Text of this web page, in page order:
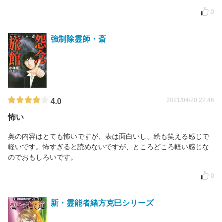
0
強制除霊師・斎
4.0 2021/04/20 22:46
怖い
奥の内容はとても怖いですが、表は面白いし、絵も笑える感じで
軽いです。怖すぎると読めないですが、ところどころ軽い感じな
のでおもしろいです。
0
新・霊能者緒方克巳シリーズ